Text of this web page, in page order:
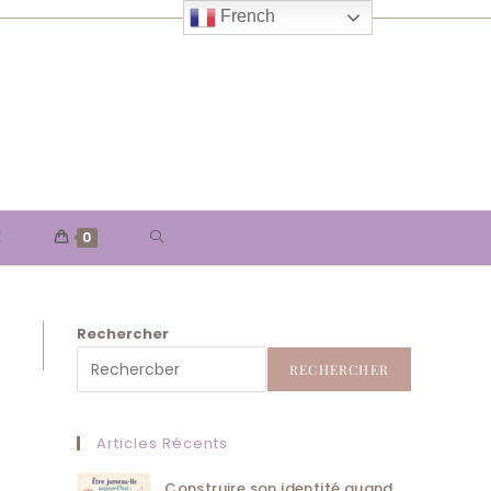
0 TOGGLE
SEARCH
Rechercher
RECHERCHER
Articles Récents
French